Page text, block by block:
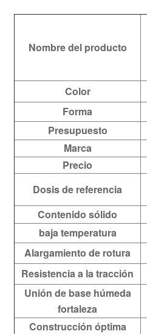
Nombre del producto
Color
Forma
Presupuesto
Marca
Precio
Dosis de referencia
Contenido sólido
baja temperatura
Alargamiento de rotura
Resistencia a la tracción
Unión de base húmeda
fortaleza
Construcción óptima